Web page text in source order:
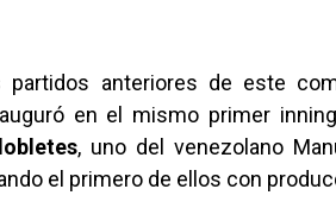
anteriores de este
en el mismo primer
, uno del venezolano
el primero de ellos con